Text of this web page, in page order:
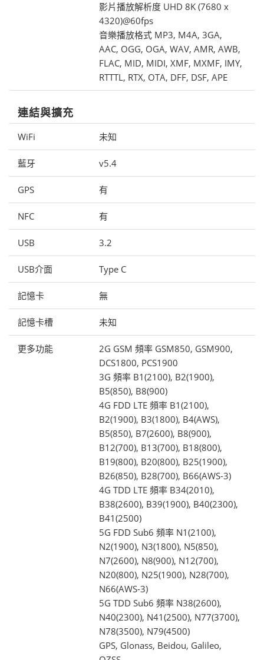
影片播放解析度 UHD 8K (7680 x
4320)@60fps
音樂播放格式 MP3, M4A, 3GA,
AAC, OGG, OGA, WAV, AMR, AWB,
FLAC, MID, MIDI, XMF, MXMF, IMY,
RTTTL, RTX, OTA, DFF, DSF, APE
連結與擴充
WiFi 未知
藍牙 v5.4
GPS 有
NFC 有
USB 3.2
USB介面 Type C
記憶卡 無
記憶卡槽 未知
更多功能
2G GSM 頻率 GSM850, GSM900,
DCS1800, PCS1900
3G 頻率 B1(2100), B2(1900),
B5(850), B8(900)
4G FDD LTE 頻率 B1(2100),
B2(1900), B3(1800), B4(AWS),
B5(850), B7(2600), B8(900),
B12(700), B13(700), B18(800),
B19(800), B20(800), B25(1900),
B26(850), B28(700), B66(AWS-3)
4G TDD LTE 頻率 B34(2010),
B38(2600), B39(1900), B40(2300),
B41(2500)
5G FDD Sub6 頻率 N1(2100),
N2(1900), N3(1800), N5(850),
N7(2600), N8(900), N12(700),
N20(800), N25(1900), N28(700),
N66(AWS-3)
5G TDD Sub6 頻率 N38(2600),
N40(2300), N41(2500), N77(3700),
N78(3500), N79(4500)
GPS, Glonass, Beidou, Galileo,